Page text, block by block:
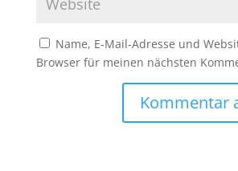
Name, E-Mail-Adresse und
Browser für meinen nächsten